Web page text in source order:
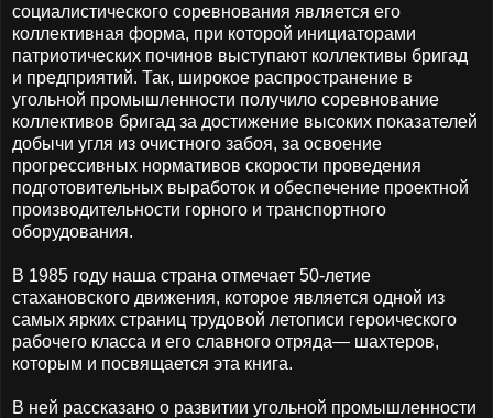
социалистического соревнования является его
коллективная форма, при которой инициаторами
патриотических починов выступают коллективы бригад
и предприятий. Так, широкое распространение в
угольной промышленности получило соревнование
коллективов бригад за достижение высоких показателей
добычи угля из очистного забоя, за освоение
прогрессивных нормативов скорости проведения
подготовительных выработок и обеспечение проектной
производительности горного и транспортного
оборудования.
В 1985 году наша страна отмечает 50-летие
стахановского движения, которое является одной из
самых ярких страниц трудовой летописи героического
рабочего класса и его славного отряда— шахтеров,
которым и посвящается эта книга.
В ней рассказано о развитии угольной промышленности